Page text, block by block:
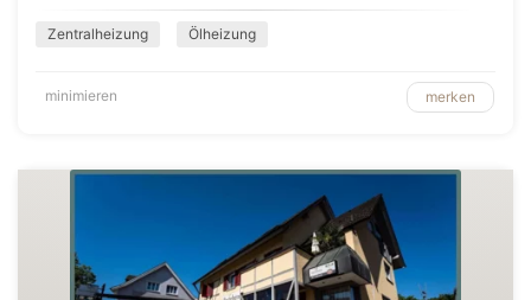
Zentralheizung Ölheizung
minimieren merken